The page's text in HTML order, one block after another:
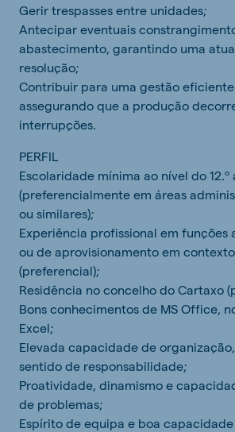
Gerir trespasses entre unidades;
Antecipar eventuais
abastecimento, garantindo uma
resolução;
Contribuir para uma gestão
assegurando que a produção
interrupções.
PERFIL
Escolaridade mínima ao nível do 12.º
(preferencialmente em áreas
ou similares);
Experiência profissional em funções
ou de aprovisionamento em
(preferencial);
Residência no concelho do Cartaxo
Bons conhecimentos de MS Office,
Excel;
Elevada capacidade de
sentido de responsabilidade;
Proatividade, dinamismo e
de problemas;
Espírito de equipa e boa